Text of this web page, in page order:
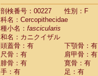
剖検番号：00227
性別：F
科名：Cercopithecidae
種小名： fascicularis
和名：カニクイザル
頭蓋骨：有
下顎骨：有
尺骨：有
肩甲骨：有
腓骨：有
寛骨：有
手：有
足：有